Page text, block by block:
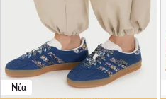
Νέα